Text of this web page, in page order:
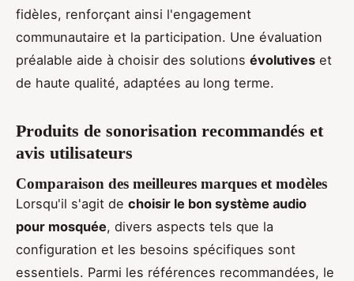
fidèles, renforçant ainsi l'engagement
communautaire et la participation. Une évaluation
préalable aide à choisir des solutions évolutives et
de haute qualité, adaptées au long terme.
Produits de sonorisation recommandés et
avis utilisateurs
Comparaison des meilleures marques et modèles
Lorsqu'il s'agit de choisir le bon système audio
pour mosquée, divers aspects tels que la
configuration et les besoins spécifiques sont
essentiels. Parmi les références recommandées, le